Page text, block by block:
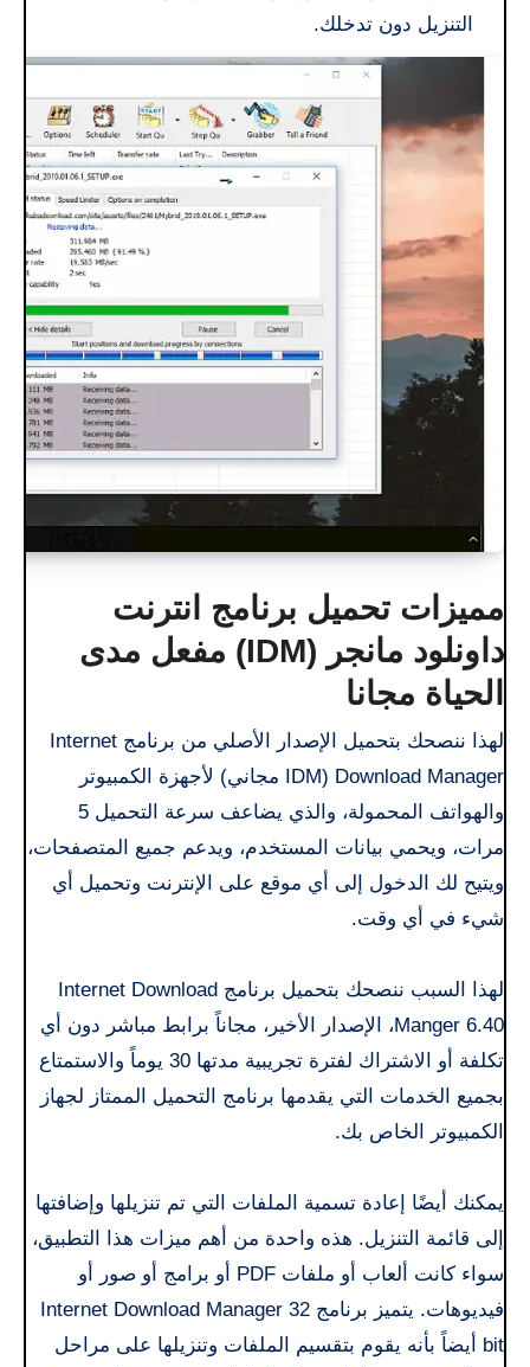
التنزيل دون تدخلك.
مميزات تحميل برنامج انترنت
داونلود مانجر (IDM) مفعل مدى
الحياة مجانا
لهذا ننصحك بتحميل الإصدار الأصلي من برنامج Internet
Download Manager (IDM مجاني) لأجهزة الكمبيوتر
والهواتف المحمولة، والذي يضاعف سرعة التحميل 5
مرات، ويحمي بيانات المستخدم، ويدعم جميع المتصفحات،
ويتيح لك الدخول إلى أي موقع على الإنترنت وتحميل أي
شيء في أي وقت.
لهذا السبب ننصحك بتحميل برنامج Internet Download
Manger 6.40، الإصدار الأخير، مجاناً برابط مباشر دون أي
تكلفة أو الاشتراك لفترة تجريبية مدتها 30 يوماً والاستمتاع
بجميع الخدمات التي يقدمها برنامج التحميل الممتاز لجهاز
الكمبيوتر الخاص بك.
يمكنك أيضًا إعادة تسمية الملفات التي تم تنزيلها وإضافتها
إلى قائمة التنزيل. هذه واحدة من أهم ميزات هذا التطبيق،
سواء كانت ألعاب أو ملفات PDF أو برامج أو صور أو
فيديوهات. يتميز برنامج Internet Download Manager 32
bit أيضاً بأنه يقوم بتقسيم الملفات وتنزيلها على مراحل